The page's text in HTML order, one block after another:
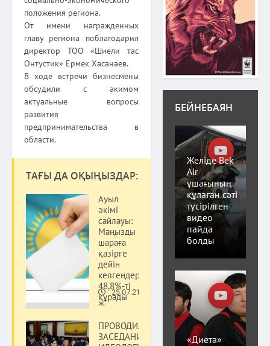
положения региона.
От имени награжденных
главу региона поблагодарил
директор ТОО «Шиели тас
Онтустик» Ермек Хасанаев.
В ходе встречи бизнесмены
обсудили с акимом
актуальные вопросы
развития
предпринимательства в
области.
ТАҒЫ ДА ОҚЫҢЫЗДАР:
Ауыл
әкімі
сайлауы:
Маңызды
шараға
қазірге
дейін
келгендер
48,8%-ті
құрады
25.07.21
ж.
Саясат
ПРОВОДИЛОСЬ
ЗАСЕДАНИЕ
БЕЙНЕБАЯН
Желіде Bek
Air
ұшағының
құлаған сәті
түсірілген
видео
пайда
болды
«Диета»